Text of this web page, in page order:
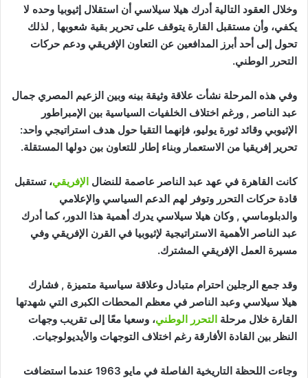
وخلال العقود التالية أدرك هيلا سيلاسي أن استقلال إثيوبيا وحده لا
يكفي، وأن مستقبل القارة يتوقف على تحرير بقية شعوبها , لذلك
تحول إلى أحد أبرز المدافعين عن التعاون الإفريقي ودعم حركات
التحرر الوطني.
وفي هذه المرحلة نشأت علاقة وثيقة بينه وبين الزعيم المصري جمال
عبد الناصر , ورغم اختلاف الخلفيات السياسية بين الإمبراطور
الإثيوبي وقائد ثورة يوليو، فإنهما التقيا حول هدف استراتيجي واحد:
تحرير إفريقيا من الاستعمار وبناء إطار للتعاون بين دولها المستقلة.
كانت القاهرة في عهد عبد الناصر عاصمة للنضال الإفريقي، تستقبل
قادة حركات التحرر وتوفر لهم الدعم السياسي والإعلامي
والدبلوماسي , وكان هيلا سيلاسي يدرك أهمية هذا الدور، كما أدرك
عبد الناصر الأهمية الاستراتيجية لإثيوبيا في القرن الإفريقي وفي
مسيرة العمل الإفريقي المشترك.
وقد جمع الرجلين احترام متبادل وعلاقة سياسية متميزة , فشارك
هيلا سيلاسي وعبد الناصر في معظم المحطات الكبرى التي شهدتها
القارة خلال مرحلة التحرر الوطني، وسعيا معًا إلى تقريب وجهات
النظر بين القادة الأفارقة رغم اختلاف التوجهات والأيديولوجيات.
وجاءت اللحظة التاريخية الفاصلة في مايو 1963 عندما استضافت